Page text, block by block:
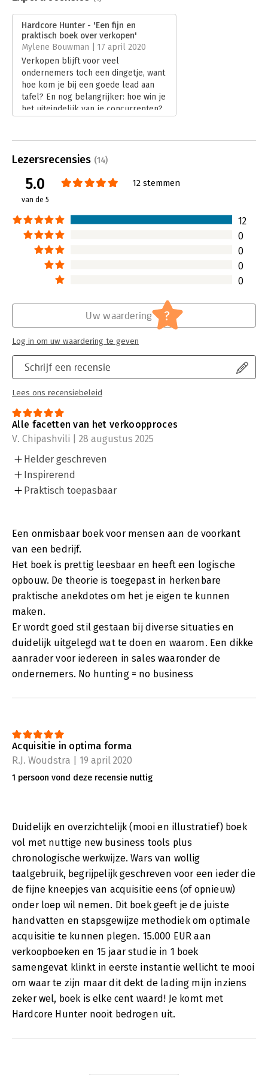
- Timemanagement geheimen ontrafelt in 2 pagina’s.
- Psychologie van de mens en hoe je lichaamstaal en de ogen
leest
- Bewezen zelfhulp methode om je dromen in je leven waar te
maken
- Hoe kies je de juiste werkgever en klanten
- Wat is de rol van het sales leiderschap
- Hoe je succesvol kunt blijven door o.a. ambassadeurs te
maken, mentaal en fysiek fit te blijven
Verschijningsdatum:
24-2-2020
Hoofdrubriek: Reclame en verkoop
Hardcore Hunter - 'Een fijn en
praktisch boek over verkopen'
Mylene Bouwman | 17 april 2020
Verkopen blijft voor veel
ondernemers toch een dingetje, want
hoe kom je bij een goede lead aan
tafel? En nog belangrijker: hoe win je
het uiteindelijk van je concurrenten?
Lees verder
Lezersrecensies (14)
5.0
van de 5
12 stemmen
12
0
0
0
0
Schrijf een recensie
Lees ons recensiebeleid
Uw waardering ?
Log in om uw waardering te geven
Alle facetten van het verkoopproces
V. Chipashvili | 28 augustus 2025
Helder geschreven
Inspirerend
Praktisch toepasbaar
Een onmisbaar boek voor mensen aan de voorkant
van een bedrijf.
Het boek is prettig leesbaar en heeft een logische
opbouw. De theorie is toegepast in herkenbare
praktische anekdotes om het je eigen te kunnen
maken.
Er wordt goed stil gestaan bij diverse situaties en
duidelijk uitgelegd wat te doen en waarom. Een dikke
aanrader voor iedereen in sales waaronder de
ondernemers. No hunting = no business
Acquisitie in optima forma
R.J. Woudstra | 19 april 2020
1 persoon vond deze recensie nuttig
Duidelijk en overzichtelijk (mooi en illustratief) boek
vol met nuttige new business tools plus
chronologische werkwijze. Wars van wollig
taalgebruik, begrijpelijk geschreven voor een ieder die
de fijne kneepjes van acquisitie eens (of opnieuw)
onder loep wil nemen. Dit boek geeft je de juiste
handvatten en stapsgewijze methodiek om optimale
acquisitie te kunnen plegen. 15.000 EUR aan
verkoopboeken en 15 jaar studie in 1 boek
samengevat klinkt in eerste instantie wellicht te mooi
om waar te zijn maar dit dekt de lading mijn inziens
zeker wel, boek is elke cent waard! Je komt met
Hardcore Hunter nooit bedrogen uit.